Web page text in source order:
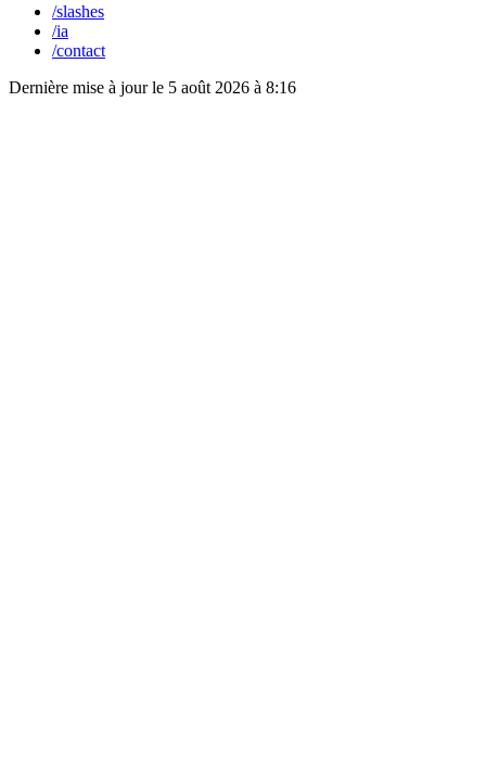
/slashes
/ia
/contact
Dernière mise à jour le 5 août 2026 à 8:16